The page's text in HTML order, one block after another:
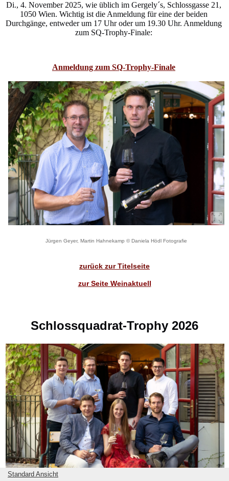
Di., 4. November 2025, wie üblich im Gergely´s, Schlossgasse 21,
1050 Wien. Wichtig ist die Anmeldung für eine der beiden
Durchgänge, entweder um 17 Uhr oder um 19.30 Uhr. Anmeldung
zum SQ-Trophy-Finale:
Anmeldung zum SQ-Trophy-Finale
Jürgen Geyer, Martin Hahnekamp © Daniela Hödl Fotografie
zurück zur Titelseite
zur Seite Weinaktuell
Schlossquadrat-Trophy 2026
Standard Ansicht